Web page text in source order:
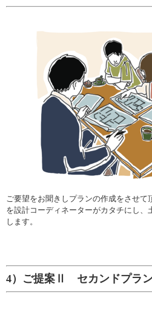
ご要望をお聞きしプランの作成をさせ
を設計コーディネーターがカタチにし、
します。
4）ご提案Ⅱ セカンドプラ